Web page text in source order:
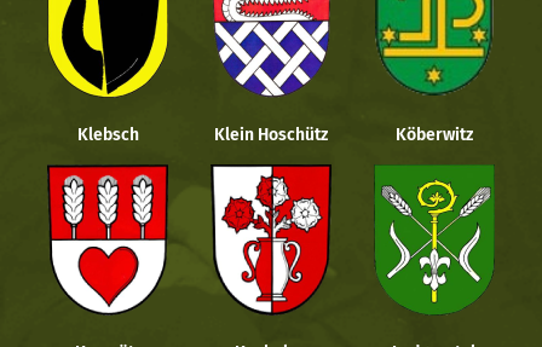
Klebsch Klein Hoschütz Köberwitz